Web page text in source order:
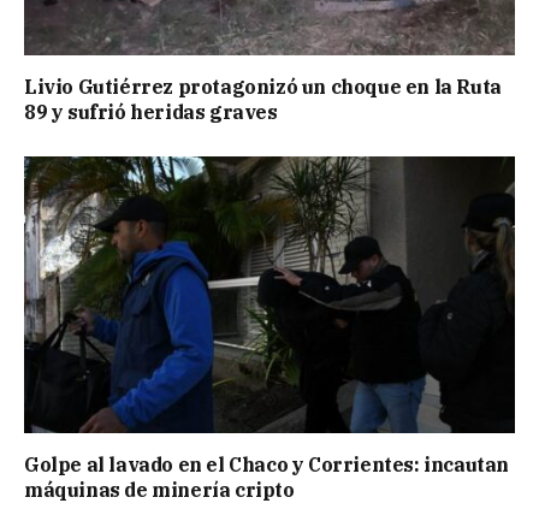
Livio Gutiérrez protagonizó un choque en la Ruta
89 y sufrió heridas graves
Golpe al lavado en el Chaco y Corrientes: incautan
máquinas de minería cripto